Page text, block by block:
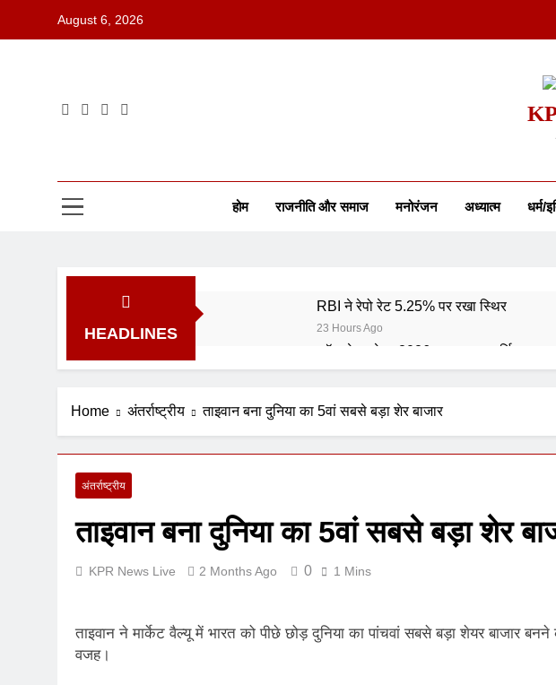
August 6, 2026
होम राजनीति और समाज मनोरंजन अध्यात्म धर्म/
HEADLINES
RBI ने रेपो रेट 5.25% पर रखा स्थिर
23 Hours Ago
कॉमनवेल्थ गेम्स 2026: भारत का स्वर्णिम समापन
4 Days Ago
6 Days Ago
Home अंतर्राष्ट्रीय ताइवान बना दुनिया का 5वां सबसे बड़ा शेर बाजार
अंतर्राष्ट्रीय
ताइवान बना दुनिया का 5वां सबसे बड़ा शेर
KPR News Live 2 Months Ago 0 1 Mins
ताइवान ने मार्केट वैल्यू में भारत को पीछे छोड़ दुनिया का पांचवां सबसे बड़ा शेयर बाजार बनने
वजह।